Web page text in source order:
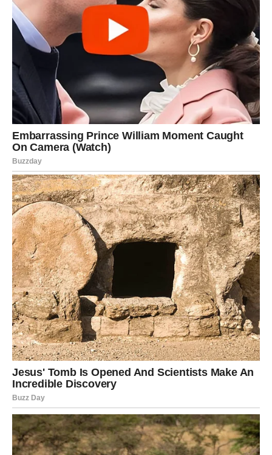
Pred vama su trenuci koje ćete dugo pamtiti.
ŠKORPIJA
Pred vama je veliki finansijski ili poslovni preokret.
Ono što je dugo bilo neizvjesno sada konačno dolazi na
svoje mjesto.
Sudbina vam vraća ono što zaslužujete
Pred vama su veoma snažni trenuci uspjeha.
STRIJELAC
Nova energija donosi vam spontane događaje i mnogo
pozitivnih emocija.
Jedna osoba vraća vam optimizam i dobro raspoloženje.
Sreća vam dolazi onda kada je najmanje
očekujete
Pred vama su veoma lijepi trenuci.
JARAC